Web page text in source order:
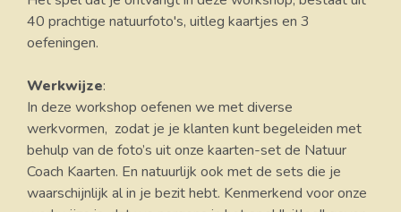
40 prachtige natuurfoto's, uitleg kaartjes en 3
oefeningen.
Werkwijze:
In deze workshop oefenen we met diverse
werkvormen, zodat je je klanten kunt begeleiden met
behulp van de foto’s uit onze kaarten-set de Natuur
Coach Kaarten. En natuurlijk ook met de sets die je
waarschijnlijk al in je bezit hebt. Kenmerkend voor onze